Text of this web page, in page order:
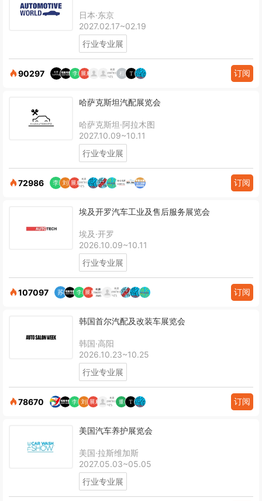
日本·东京
2027.02.17~02.19
行业专业展
90297 订阅
哈萨克斯坦汽配展览会
哈萨克斯坦·阿拉木图
2027.10.09~10.11
行业专业展
72986 订阅
埃及开罗汽车工业及售后服务展览会
埃及·开罗
2026.10.09~10.11
行业专业展
107097 订阅
韩国首尔汽配及改装车展览会
韩国·高阳
2026.10.23~10.25
行业专业展
78670 订阅
美国汽车养护展览会
美国·拉斯维加斯
2027.05.03~05.05
行业专业展